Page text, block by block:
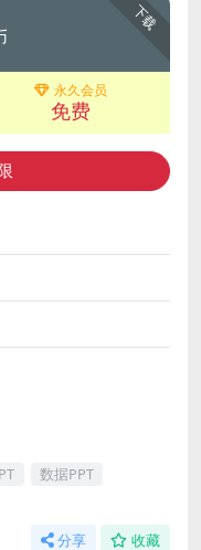
下载
永久会员
免费
数据PPT
分享 收藏